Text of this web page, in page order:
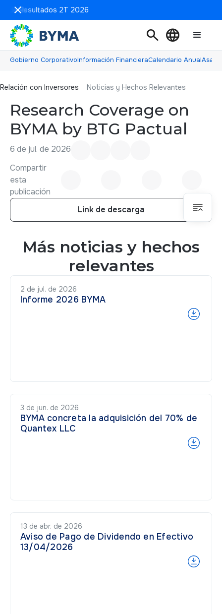
de Resultados 2T 2026
search language
Relación con inversores
Gobierno CorporativoInformación FinancieraCalendario Anual
Relación con Inversores Noticias y Hechos Relevantes
Research Coverage on
BYMA by BTG Pactual
6 de jul. de 2026
Compartir
esta
publicación
Link de descarga
Más noticias y hechos
relevantes
2 de jul. de 2026
Informe 2026 BYMA
3 de jun. de 2026
BYMA concreta la adquisición del 70% de
Quantex LLC
13 de abr. de 2026
Aviso de Pago de Dividendo en Efectivo
13/04/2026